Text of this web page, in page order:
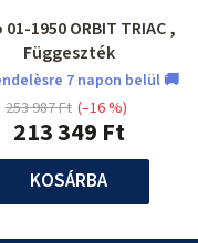
01-1950 ORBIT TRIAC ,
Függeszték
7 napon belül 🚚
213 349 Ft
253 987 Ft (–16 %)
KOSÁRBA